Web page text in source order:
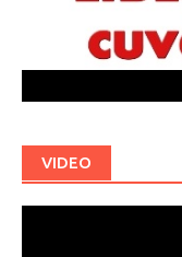
VIDEO